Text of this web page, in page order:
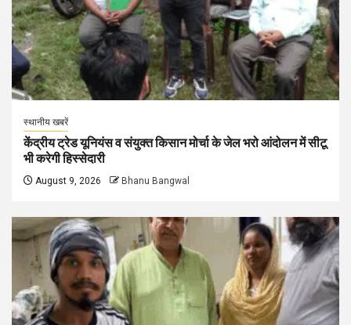
स्थानीय खबरें
केंद्रीय ट्रेड यूनियंस व संयुक्त किसान मोर्चा के जेल भरो आंदोलन में सीटू
भी करेगी हिस्सेदारी
August 9, 2026 Bhanu Bangwal